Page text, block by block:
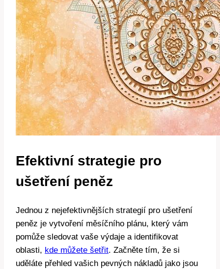
Efektivní strategie pro
ušetření peněz
Jednou z nejefektivnějších strategií pro ušetření
peněz je vytvoření měsíčního plánu, který vám
pomůže sledovat vaše výdaje a identifikovat
oblasti, kde můžete šetřit. Začněte tím, že si
uděláte přehled vašich pevných nákladů jako jsou